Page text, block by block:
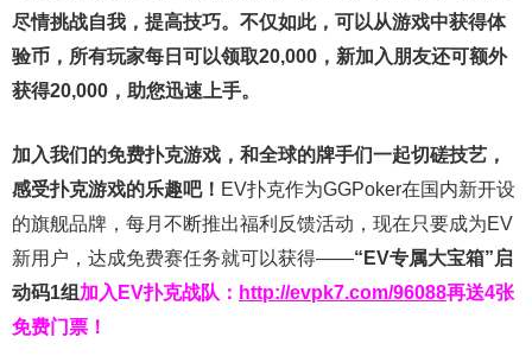
尽情挑战自我，提高技巧。不仅如此， 可以从游戏中获得体
验币，所有玩家每日可以领取20,000，新加入朋友还可额外
获得20,000，助您迅速上手。
加入我们的免费扑克游戏，和全球的牌手们一起切磋技艺，
感受扑克游戏的乐趣吧！ EV扑克作为GGPoker在国内新开设
的旗舰品牌，每月不断推出福利反馈活动，现在只要成为EV
新用户，达成免费赛任务就可以获得——“EV专属大宝箱”启
动码1组加入EV扑克战队： http://evpk7.com/96088再送4张
免费门票！